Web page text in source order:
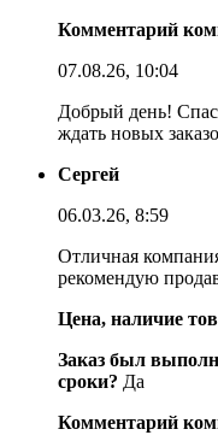
Комментарий
07.08.26, 10:04
Добрый день!
ждать новых
Сергей
06.03.26, 8:59
Отличная
рекомендую
Цена, наличие
Заказ был
сроки? Да
Комментарий